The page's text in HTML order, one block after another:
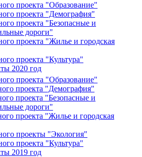
проекта "Образование"
проекта "Демография"
проекта "Безопасные и
дороги"
проекта "Жилье и городская
проекта "Культура"
2020 год
проекта "Образование"
проекта "Демография"
проекта "Безопасные и
дороги"
проекта "Жилье и городская
проекты "Экология"
проекта "Культура"
2019 год